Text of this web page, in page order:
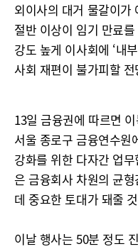
외이사의 대거 물갈이가
절반 이상이 임기 만료
강도 높게 이사회에 ‘내
사회 재편이 불가피할
13일 금융권에 따르면
서울 종로구 금융연수
강화를 위한 다자간 업
은 금융회사 차원의 균
데 중요한 토대가 돼줄
이날 행사는 50분 정도